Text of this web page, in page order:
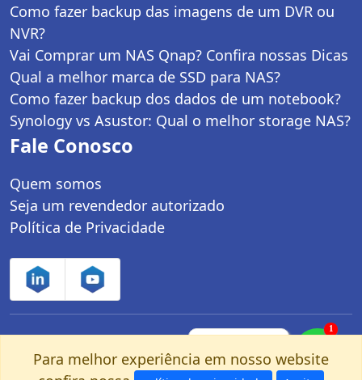
Como fazer backup das imagens de um DVR ou
NVR?
Vai Comprar um NAS Qnap? Confira nossas Dicas
Qual a melhor marca de SSD para NAS?
Como fazer backup dos dados de um notebook?
Synology vs Asustor: Qual o melhor storage NAS?
Fale Conosco
Quem somos
Seja um revendedor autorizado
Política de Privacidade
Controle Net Tecnologia LTDA | CNPJ:
03.247.280/0001-25 | Av. dos Carinás, 660 -
Para melhor experiência em nosso website
1
nosso Whatsapp!